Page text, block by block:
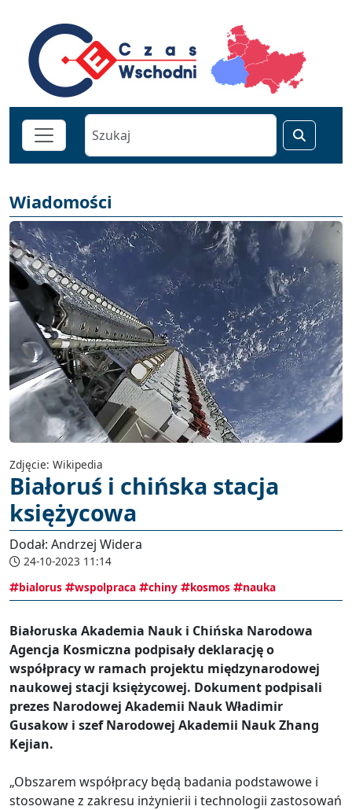
Wiadomości
Zdjęcie: Wikipedia
Białoruś i chińska stacja
księżycowa
Dodał: Andrzej Widera
24-10-2023 11:14
bialorus
wspolpraca chiny kosmos nauka
Białoruska Akademia Nauk i Chińska Narodowa
Agencja Kosmiczna podpisały deklarację o
współpracy w ramach projektu międzynarodowej
naukowej stacji księżycowej. Dokument podpisali
prezes Narodowej Akademii Nauk Władimir
Gusakow i szef Narodowej Akademii Nauk Zhang
Kejian.
„Obszarem współpracy będą badania podstawowe i
stosowane z zakresu inżynierii i technologii zastosowań